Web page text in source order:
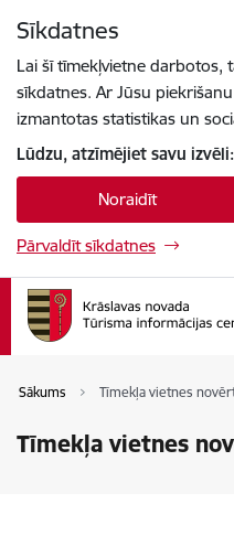
Sīkdatnes
Lai šī tīmekļvietne darbotos,
sīkdatnes. Ar Jūsu
izmantotas statistikas un
Lūdzu, atzīmējiet savu izvēli:
Noraidīt
Pārvaldīt sīkdatnes
Sākums Tīmekļa vietnes
Tīmekļa vietnes